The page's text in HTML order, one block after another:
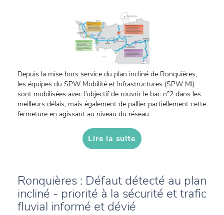
Depuis la mise hors service du plan incliné de Ronquières,
les équipes du SPW Mobilité et Infrastructures (SPW MI)
sont mobilisées avec l’objectif de rouvrir le bac n°2 dans les
meilleurs délais, mais également de pallier partiellement cette
fermeture en agissant au niveau du réseau...
Lire la suite
Ronquières : Défaut détecté au plan
incliné - priorité à la sécurité et trafic
fluvial informé et dévié